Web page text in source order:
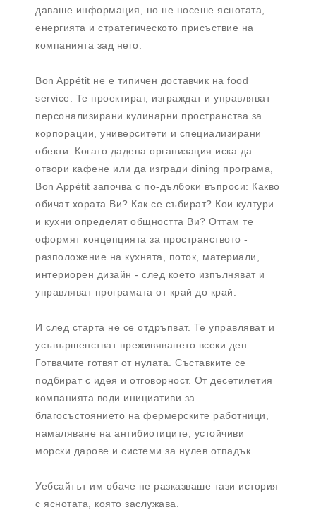
даваше информация, но не носеше яснотата,
енергията и стратегическото присъствие на
компанията зад него.
Bon Appétit не е типичен доставчик на food
service. Те проектират, изграждат и управляват
персонализирани кулинарни пространства за
корпорации, университети и специализирани
обекти. Когато дадена организация иска да
отвори кафене или да изгради dining програма,
Bon Appétit започва с по-дълбоки въпроси: Какво
обичат хората Ви? Как се събират? Кои култури
и кухни определят общността Ви? Оттам те
оформят концепцията за пространството -
разположение на кухнята, поток, материали,
интериорен дизайн - след което изпълняват и
управляват програмата от край до край.
И след старта не се отдръпват. Те управляват и
усъвършенстват преживяването всеки ден.
Готвачите готвят от нулата. Съставките се
подбират с идея и отговорност. От десетилетия
компанията води инициативи за
благосъстоянието на фермерските работници,
намаляване на антибиотиците, устойчиви
морски дарове и системи за нулев отпадък.
Уебсайтът им обаче не разказваше тази история
с яснотата, която заслужава.